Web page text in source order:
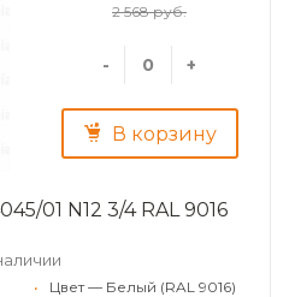
2 568 руб.
- +
В корзину
01 N12 3/4 RAL 9016
•
Цвет — Белый (RAL 9016)